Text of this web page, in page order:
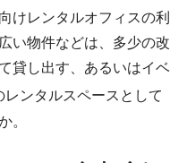
けレンタルオフィスの利
い物件などは、多少の改
貸し出す、あるいはイベ
レンタルスペースとして
。